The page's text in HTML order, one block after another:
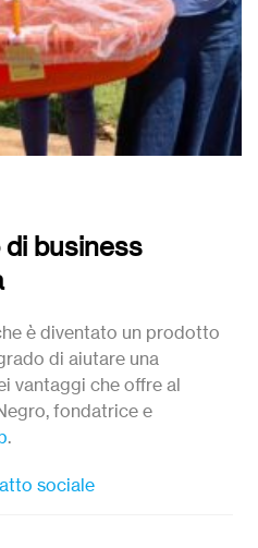
di business
è diventato un prodotto
di aiutare una
vantaggi che offre al
fondatrice e
.
sociale